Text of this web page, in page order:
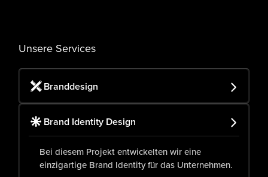
Unsere Services
Branddesign
Brand Identity Design
Bei diesem Projekt entwickelten wir eine
einzigartige Brand Identity für das Unternehmen.